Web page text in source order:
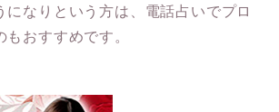
になりという方は、電話占いでプロ
おすすめです。